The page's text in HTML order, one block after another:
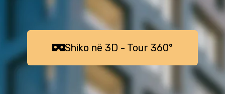
ㅤㅤShiko në 3D - Tour 360°ㅤㅤㅤ